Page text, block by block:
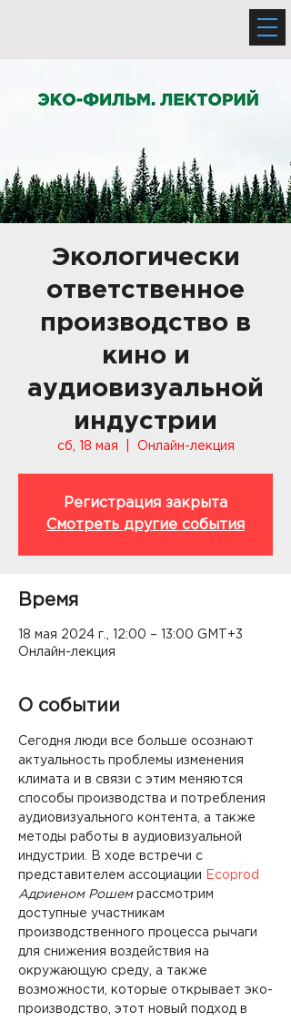
Экологически
ответственное
производство в
кино и
аудиовизуальной
индустрии
сб, 18 мая Онлайн-лекция
Регистрация закрыта
Смотреть другие события
Время
18 мая 2024 г., 12:00 – 13:00 GMT+3
Онлайн-лекция
О событии
Сегодня люди все больше осознают
актуальность проблемы изменения
климата и в связи с этим меняются
способы производства и потребления
аудиовизуального контента, а также
методы работы в аудиовизуальной
индустрии. В ходе встречи с
представителем ассоциации
Ecoprod
Адриеном Рошем рассмотрим
доступные участникам
производственного процесса рычаги
для снижения воздействия на
окружающую среду, а также
возможности, которые открывает эко-
производство, этот новый подход в